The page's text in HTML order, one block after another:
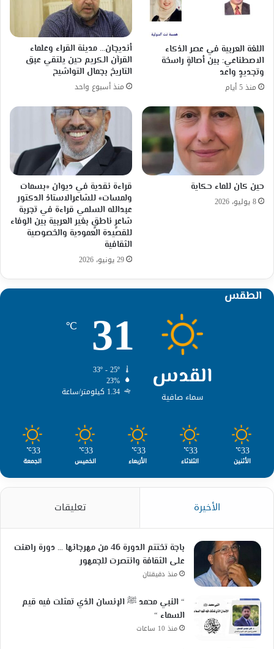
اللغة العربية في عصر الذكاء
الاصطناعي: بين أصالةٍ راسخة
وتجديدٍ واعد
منذ 5 أيام
أنديجان… مدينة القراء وعلماء
القرآن الكريم حين يلتقي عبق
التاريخ بجمال التواشيح
منذ أسبوع واحد
حين كان للماء حكاية
8 يوليو، 2026
قراءة نقدية في ديوان «بسمات
ولمسات» للشاعرالاستاذ الدكتور
عبدالله السلمي قراءة في تجربة
شاعرٍ ناطقٍ بغير العربية بين الوفاء
للقصيدة العمودية والخصوصية
الثقافية
29 يونيو، 2026
الطقس
القدس
سماء صافية
31
℃
23%
1.34 كيلومتر/ساعة
33
℃
الأثنين
33
℃
الثلاثاء
33
℃
الأربعاء
33
℃
الخميس
33
℃
الجمعة
الأخيرة تعليقات
باجة تختتم الدورة 46 من مهرجانها … دورة راهنت
على الثقافة وانتصرت للجمهور
منذ دقيقتان
“ النبي محمد ﷺ الإنسان الذي تمثلت فيه قيم
السماء “
منذ 10 ساعات